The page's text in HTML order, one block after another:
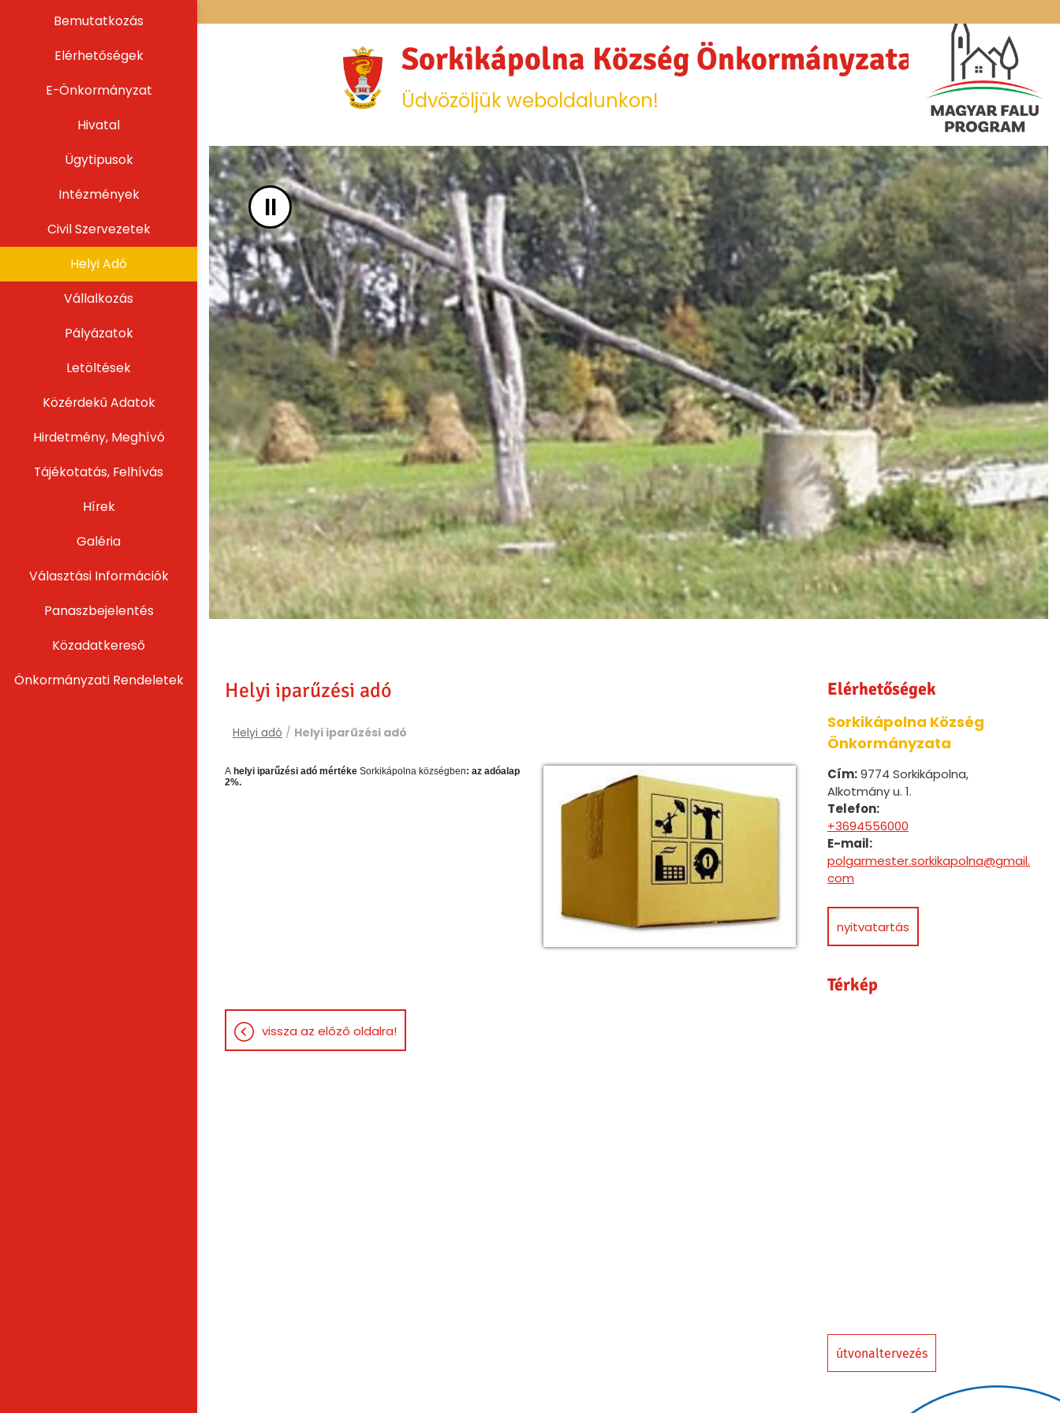
Bemutatkozás
Elérhetőségek
E-Önkormányzat
Hivatal
Ügytipusok
Intézmények
Civil Szervezetek
Helyi Adó
Vállalkozás
Pályázatok
Letöltések
Közérdekű Adatok
Hirdetmény, Meghívó
Tájékotatás, Felhívás
Hírek
Galéria
Választási Információk
Panaszbejelentés
Közadatkereső
Önkormányzati Rendeletek
Sorkikápolna Község Önkormányzata
Üdvözöljük weboldalunkon!
II
Elérhetőségek
Sorkikápolna Község
Önkormányzata
Cím:9774 Sorkikápolna,
Alkotmány u. 1.
Telefon:
+3694556000
E-mail:
polgarmester.sorkikapolna@gmail.
com
nyitvatartás
Térkép
útvonaltervezés
Helyi iparűzési adó
Helyi adó / Helyi iparűzési adó
A helyi iparűzési adó mértéke Sorkikápolna községben: az adóalap
2%.
vissza az előző oldalra!